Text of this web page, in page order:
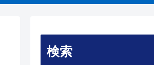
検索